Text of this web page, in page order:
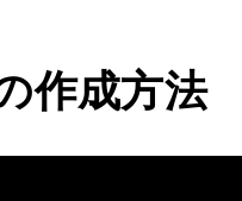
作成方法